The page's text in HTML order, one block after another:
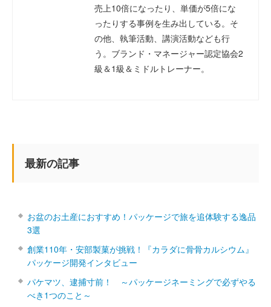
売上10倍になったり、単価が5倍にな
ったりする事例を生み出している。そ
の他、執筆活動、講演活動なども行
う。ブランド・マネージャー認定協会2
級＆1級＆ミドルトレーナー。
最新の記事
お盆のお土産におすすめ！パッケージで旅を追体験する逸品
3選
創業110年・安部製菓が挑戦！『カラダに骨骨カルシウム』
パッケージ開発インタビュー
パケマツ、逮捕寸前！ ～パッケージネーミングで必ずやる
べき1つのこと～